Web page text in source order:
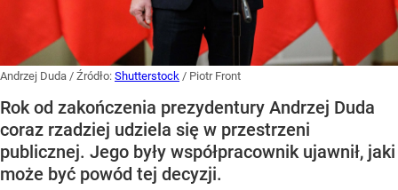
Andrzej Duda / Źródło: Shutterstock / Piotr Front
Rok od zakończenia prezydentury Andrzej Duda
coraz rzadziej udziela się w przestrzeni
publicznej. Jego były współpracownik ujawnił, jaki
może być powód tej decyzji.